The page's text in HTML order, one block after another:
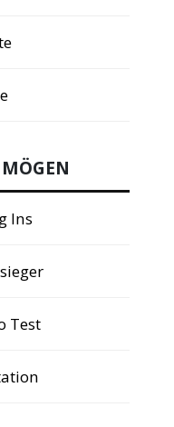
Ins
Test